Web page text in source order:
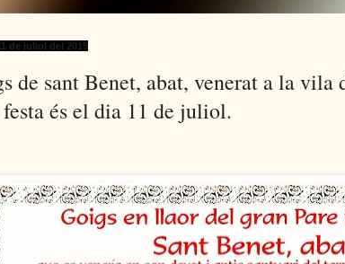
de juliol del 2019
de sant Benet, abat, venerat a la vila
festa és el dia 11 de juliol.